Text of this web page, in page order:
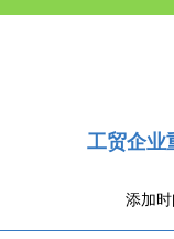
工贸企业
添加时